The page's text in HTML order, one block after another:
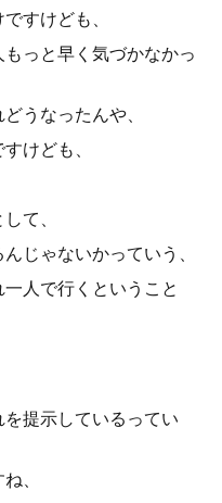
すけども、
っと早く気づかなかっ
うなったんや、
けども、
て、
じゃないかっていう、
人で行くということ
提示しているってい
、